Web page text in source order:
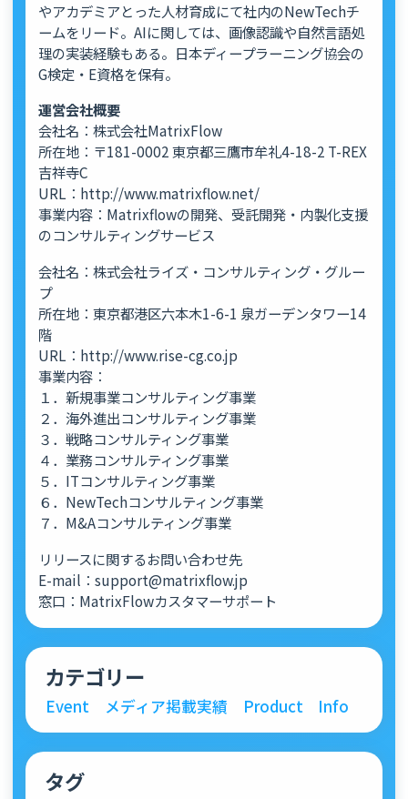
やアカデミアとった人材育成にて社内のNewTechチ
ームをリード。AIに関しては、画像認識や自然言語処
理の実装経験もある。日本ディープラーニング協会の
G検定・E資格を保有。
運営会社概要
会社名：株式会社MatrixFlow
所在地：〒181-0002 東京都三鷹市牟礼4-18-2 T-REX
吉祥寺C
URL：http://www.matrixflow.net/
事業内容：Matrixflowの開発、受託開発・内製化支援
のコンサルティングサービス
会社名：株式会社ライズ・コンサルティング・グルー
プ
所在地：東京都港区六本木1-6-1 泉ガーデンタワー14
階
URL：http://www.rise-cg.co.jp
事業内容：
１．新規事業コンサルティング事業
２．海外進出コンサルティング事業
３．戦略コンサルティング事業
４．業務コンサルティング事業
５．ITコンサルティング事業
６．NewTechコンサルティング事業
７．M&Aコンサルティング事業
リリースに関するお問い合わせ先
E-mail：support@matrixflow.jp
窓口：MatrixFlowカスタマーサポート
カテゴリー
Event メディア掲載実績 Product Info
タグ